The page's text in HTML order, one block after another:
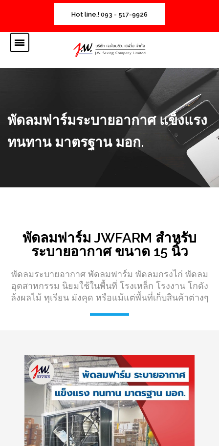
Hot line.! 093 - 517-9926
พัดลมฟาร์มระบายอากาศ แข็งแรง
ทนทาน มาตรฐาน มอก.
พัดลมฟาร์ม JWFARM สำหรับ
ระบายอากาศ ขนาด 15 นิ้ว
พัดลมระบายอากาศ พัดลมฟาร์ม พัดลมกรงไก่ พัดลม
อุตสาหกรรม นิยมใช้ในพื้นที่ โรงเหล็ก โรงงาน โกดัง
ล้งผลไม้ ทุเรียน มังคุด หรือแม้แต่พื้นที่เก็บสินค้าต่างๆ